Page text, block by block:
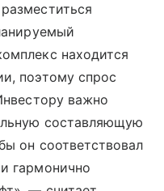
находится
поэтому спрос
важно
составляющую
он соответствовал
гармонично